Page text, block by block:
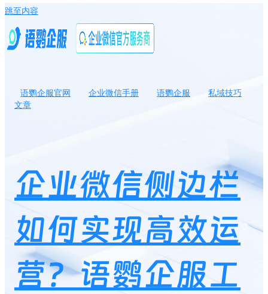
跳至内容
语鹦企服官网 企业微信手册 语鹦企服
私域技巧
文章
企业微信侧边栏
如何实现高效运
营？语鹦企服工